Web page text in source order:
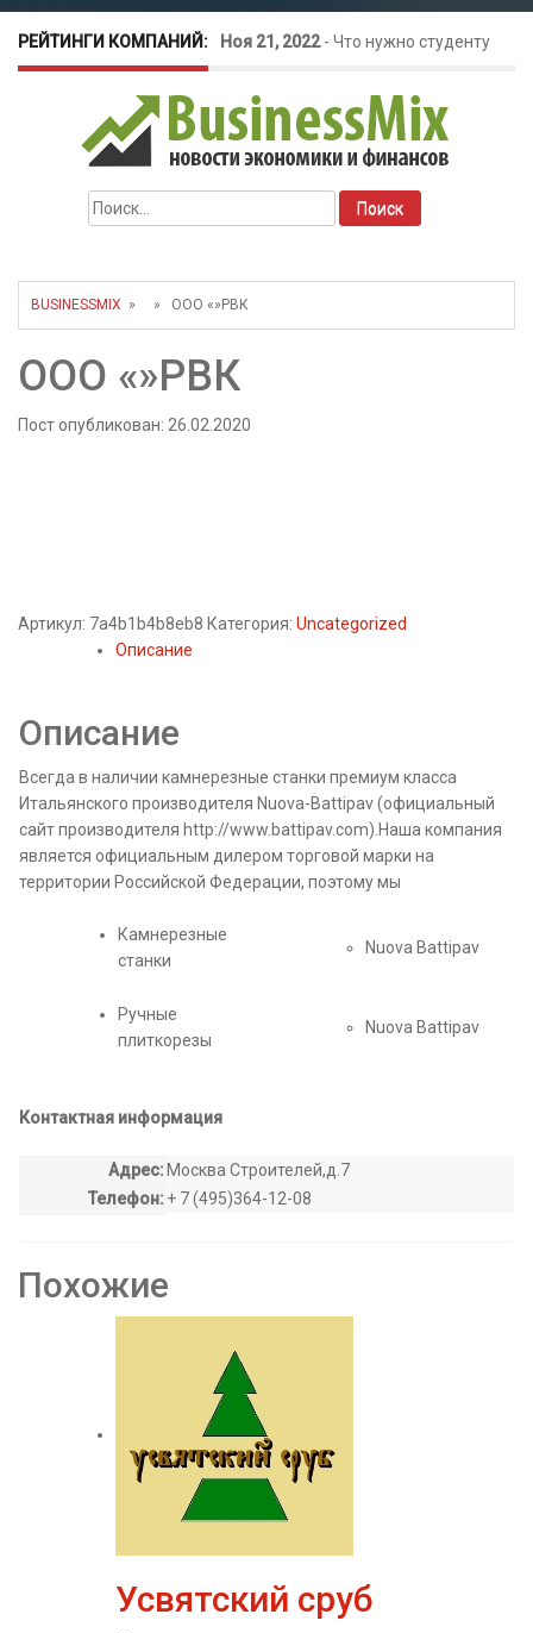
РЕЙТИНГИ КОМПАНИЙ: Ноя 21, 2022- Что нужно студенту
для открытия бизнеса?
Окт 26, 2022-Телефония для
amoCRM: лучшие инструменты для
бизнеса
Найти:
BUSINESSMIX » » ООО «»РВК
ООО «»РВК
Пост опубликован: 26.02.2020
Артикул: 7a4b1b4b8eb8 Категория: Uncategorized
Описание
Описание
Всегда в наличии камнерезные станки премиум класса
Итальянского производителя Nuova-Battipav (официальный
сайт производителя http://www.battipav.com).Наша компания
является официальным дилером торговой марки на
территории Российской Федерации, поэтому мы
Камнерезные
станки
Nuova Battipav
Ручные
плиткорезы
Nuova Battipav
Контактная информация
Адрес: Москва Строителей,д.7
Телефон: + 7 (495)364-12-08
Похожие
Усвятский сруб